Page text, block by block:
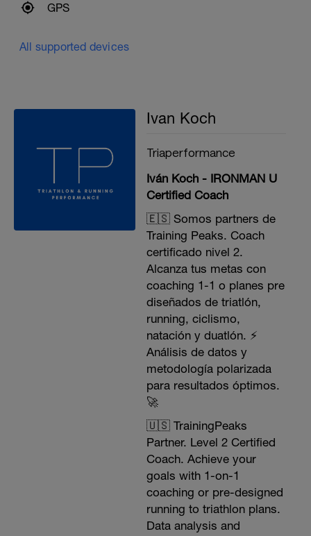
GPS
All supported devices
Ivan Koch
Triaperformance
Iván Koch - IRONMAN U
Certified Coach
🇪🇸 Somos partners de
Training Peaks. Coach
certificado nivel 2.
Alcanza tus metas con
coaching 1-1 o planes pre
diseñados de triatlón,
running, ciclismo,
natación y duatlón. ⚡️
Análisis de datos y
metodología polarizada
para resultados óptimos.
🚀
🇺🇸 TrainingPeaks
Partner. Level 2 Certified
Coach. Achieve your
goals with 1-on-1
coaching or pre-designed
running to triathlon plans.
Data analysis and